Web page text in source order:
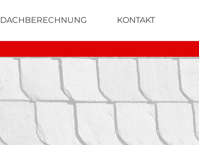
DACHBERECHNUNG KONTAKT